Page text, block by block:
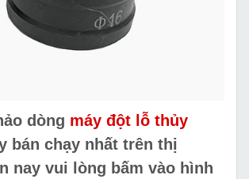
dòng máy đột lỗ thủy
bán chạy nhất trên thị
nay vui lòng bấm vào hình